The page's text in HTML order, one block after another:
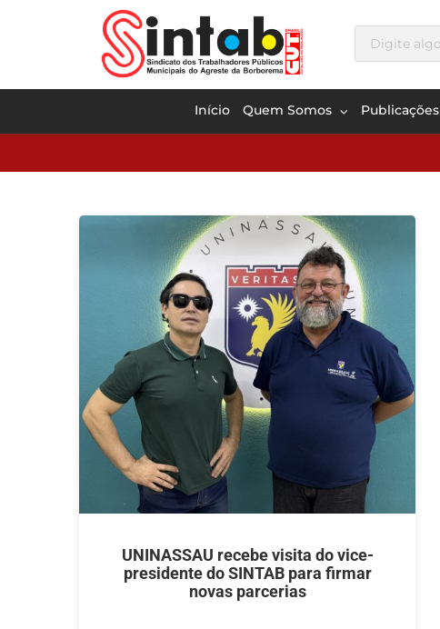
Início Quem Somos Publicações
UNINASSAU recebe visita do vice-
presidente do SINTAB para firmar
novas parcerias